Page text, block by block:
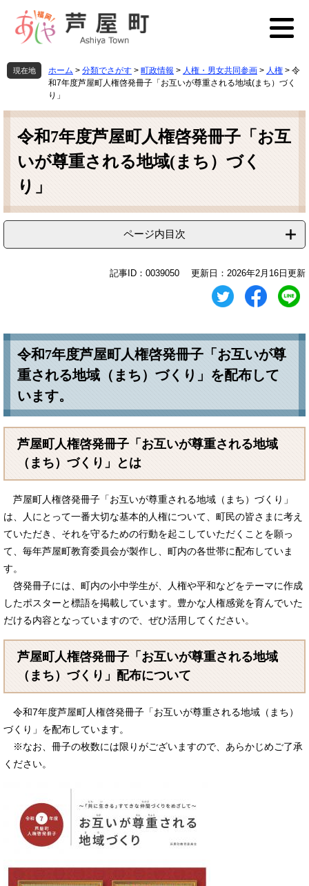
先
頭
す
を
飛
し
現在地 ホーム > 分類でさがす > 町政情報 > 人権・男女共同参画 > 人権 > 令
和7年度芦屋町人権啓発冊子「お互いが尊重される地域(まち）づく
り」
本
令和7年度芦屋町人権啓発冊子「お互
いが尊重される地域(まち）づく
り」
ページ内目次
記事ID：0039050 更新日：2026年2月16日更新
令和7年度芦屋町人権啓発冊子「お互いが尊
重される地域（まち）づくり」を配布して
います。
芦屋町人権啓発冊子「お互いが尊重される地域
（まち）づくり」とは
芦屋町人権啓発冊子「お互いが尊重される地域（まち）づくり」
は、人にとって一番大切な基本的人権について、町民の皆さまに考え
ていただき、それを守るための行動を起こしていただくことを願っ
て、毎年芦屋町教育委員会が製作し、町内の各世帯に配布していま
す。
啓発冊子には、町内の小中学生が、人権や平和などをテーマに作成
したポスターと標語を掲載しています。豊かな人権感覚を育んでいた
だける内容となっていますので、ぜひ活用してください。
芦屋町人権啓発冊子「お互いが尊重される地域
（まち）づくり」配布について
令和7年度芦屋町人権啓発冊子「お互いが尊重される地域（まち）
づくり」を配布しています。
※なお、冊子の枚数には限りがございますので、あらかじめご了承
ください。